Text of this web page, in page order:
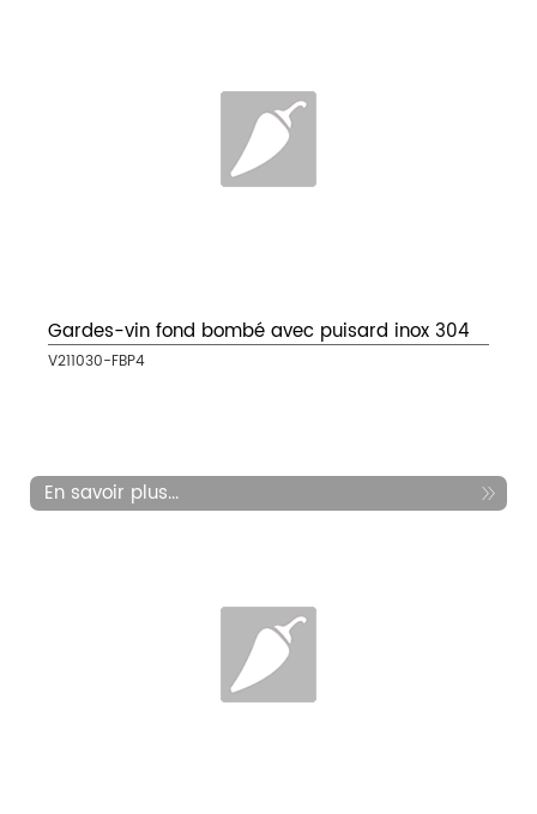
Gardes-vin fond bombé avec puisard inox 304
V211030-FBP4
En savoir plus...